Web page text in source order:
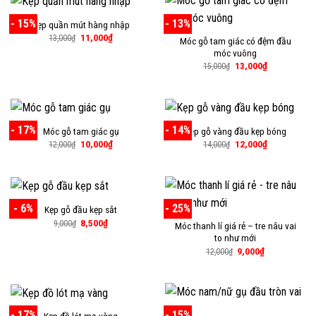
- 15%Kẹp quần mút hàng nhập
13,000₫ Giá
gốc
11,000₫Giá
hiện
- 13%
Móc gỗ tam giác có đệm đầu
móc vuông
15,000₫ Giá
gốc
13,000₫Giá
hiện
13,000₫.
- 17% Móc gỗ tam giác gụ
12,000₫ Giá
gốc
10,000₫Giá
hiện
- 14%Kẹp gỗ vàng đầu kẹp bóng
14,000₫ Giá
gốc
12,000₫Giá
hiện
12,000₫.
- 6% Kẹp gỗ đầu kẹp sắt
9,000₫ Giá
gốc
8,500₫Giá
- 25%
Móc thanh lí giá rẻ – tre nâu vai
to như mới
12,000₫ Giá
gốc
9,000₫Giá
9,000₫.